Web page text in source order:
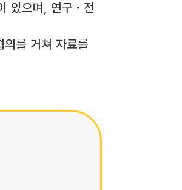
있으며, 연구・전
를 거쳐 자료를